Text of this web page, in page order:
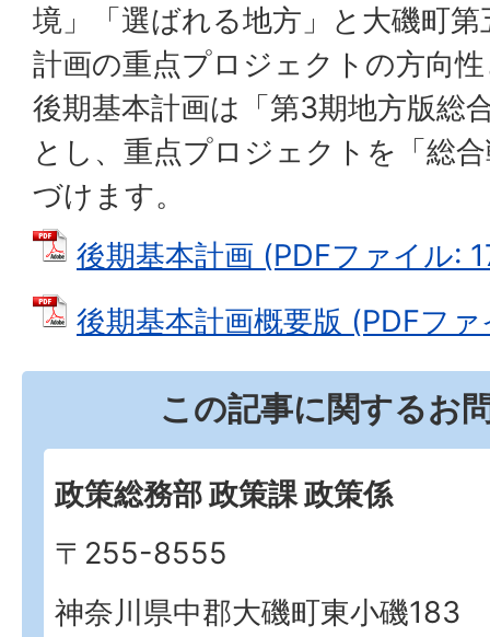
境」「選ばれる地方」と大磯町
計画の重点プロジェクトの方向
後期基本計画は「第3期地方版総
とし、重点プロジェクトを「総
づけます。
後期基本計画 (PDFファイル:
後期基本計画概要版 (PDFフ
この記事に関するお
政策総務部 政策課 政策係
〒255-8555
神奈川県中郡大磯町東小磯183